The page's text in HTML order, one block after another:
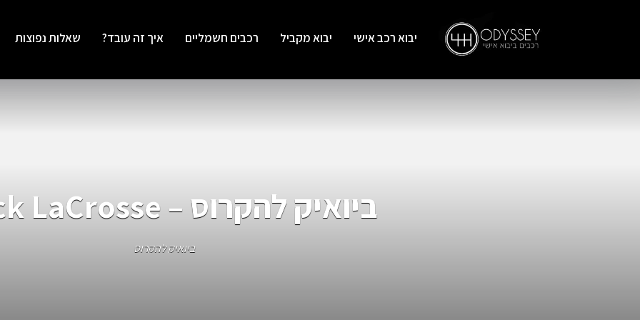
יבוא רכב אישי יבוא מקביל רכבים חשמליים איך זה עובד? שאלות נפוצות
ביואיק להקרוס – Buick LaCrosse
ביואיק להקרוס